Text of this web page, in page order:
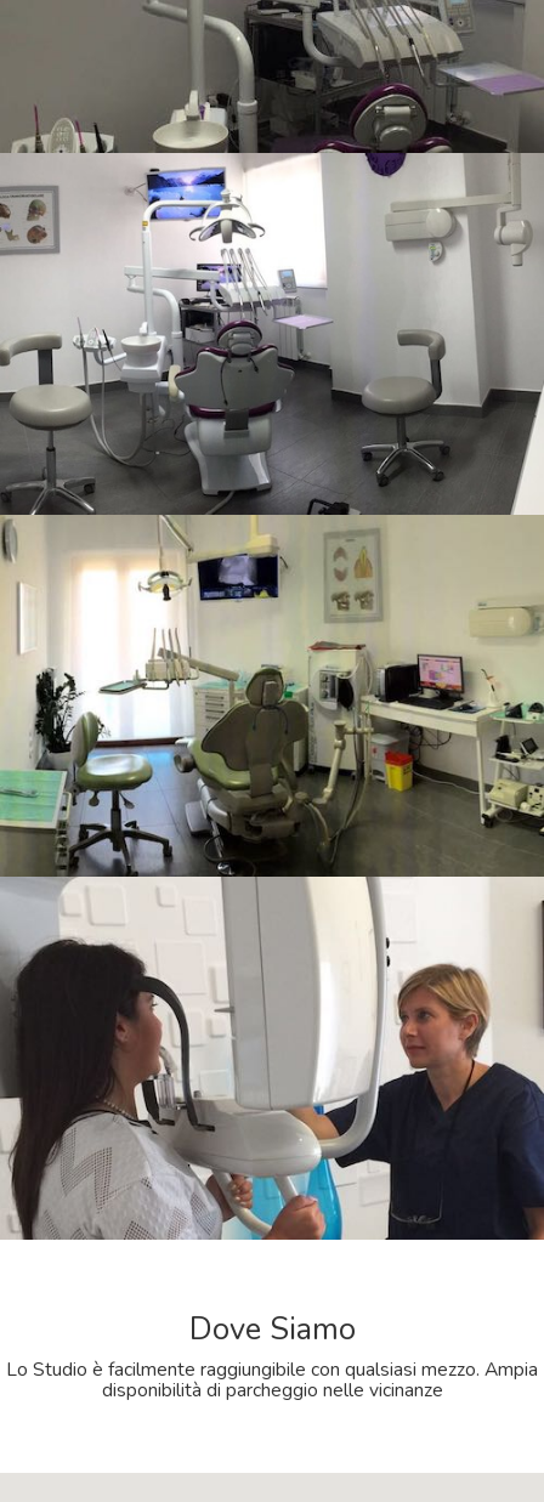
Dove Siamo
Lo Studio è facilmente raggiungibile con qualsiasi mezzo. Ampia
disponibilità di parcheggio nelle vicinanze